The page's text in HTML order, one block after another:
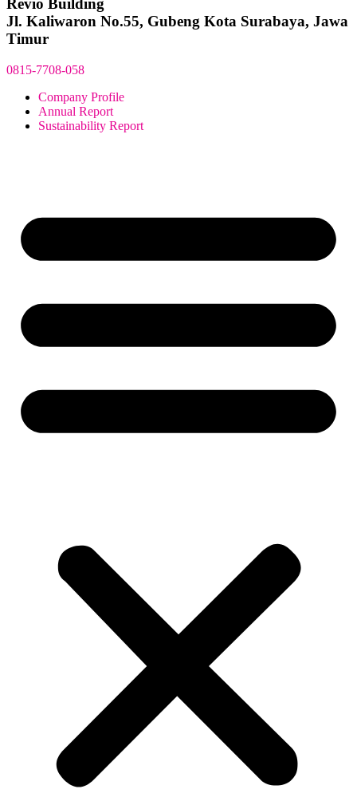
Revio Building
Jl. Kaliwaron No.55, Gubeng Kota Surabaya, Jawa
Timur
0815-7708-058
Company Profile
Annual Report
Sustainability Report